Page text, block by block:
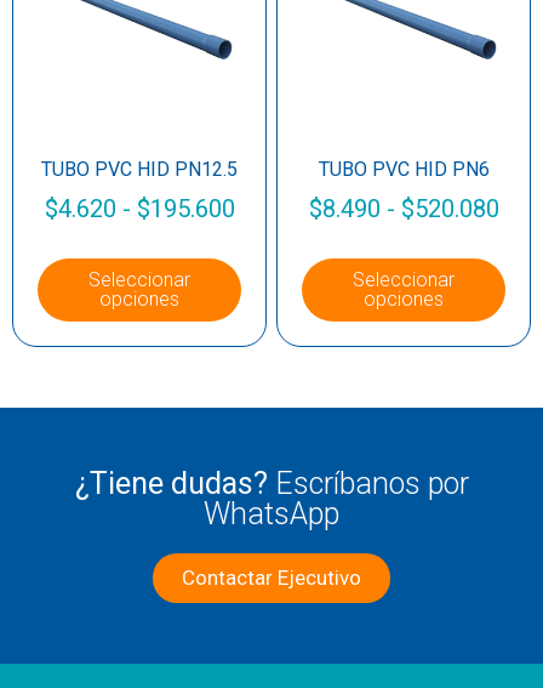
TUBO PVC HID PN12.5
$4.620 - $195.600
Seleccionar
opciones
TUBO PVC HID PN6
$8.490 - $520.080
Seleccionar
opciones
¿Tiene dudas? Escríbanos por
WhatsApp
Contactar Ejecutivo